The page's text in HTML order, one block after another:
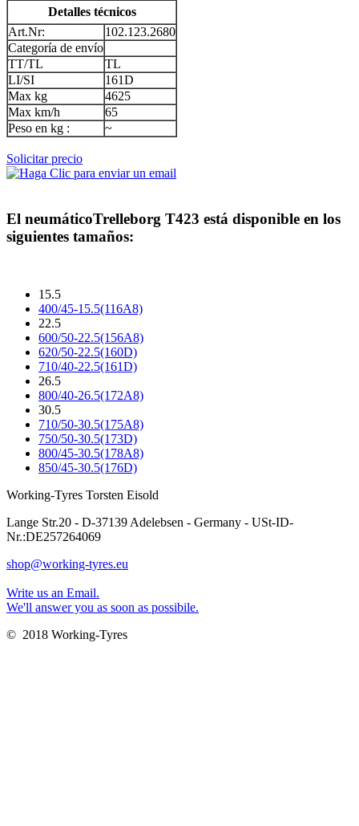
Detalles técnicos
Art.Nr:
102.123.2680
Categoría de envío
TT/TL
TL
LI/SI
161D
Max kg
4625
Max km/h
65
Peso en kg :
~
Solicitar precio
El neumáticoTrelleborg T423 está disponible en los
siguientes tamaños:
15.5
400/45-15.5(116A8)
22.5
600/50-22.5(156A8)
620/50-22.5(160D)
710/40-22.5(161D)
26.5
800/40-26.5(172A8)
30.5
710/50-30.5(175A8)
750/50-30.5(173D)
800/45-30.5(178A8)
850/45-30.5(176D)
Working-Tyres Torsten Eisold
Lange Str.20 - D-37139 Adelebsen - Germany - USt-ID-
Nr.:DE257264069
shop@working-tyres.eu
Write us an Email.
We'll answer you as soon as possibile.
© 2018 Working-Tyres